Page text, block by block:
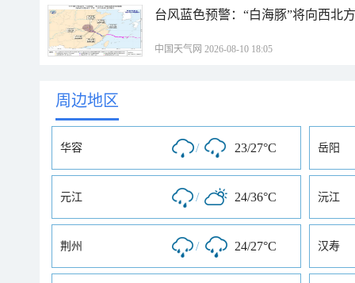
台风蓝色预警：“白海豚”将向西北
中国天气网 2026-08-10 18:05
周边地区
华容 / 23/27°C 岳阳
元江 / 24/36°C 沅江
荆州 / 24/27°C 汉寿